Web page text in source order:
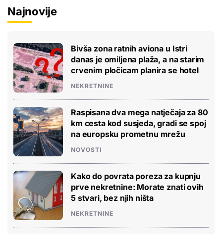
Najnovije
Bivša zona ratnih aviona u Istri
danas je omiljena plaža, a na starim
crvenim pločicam planira se hotel
NEKRETNINE
Raspisana dva mega natječaja za 80
km cesta kod susjeda, gradi se spoj
na europsku prometnu mrežu
NOVOSTI
Kako do povrata poreza za kupnju
prve nekretnine: Morate znati ovih
5 stvari, bez njih ništa
NEKRETNINE